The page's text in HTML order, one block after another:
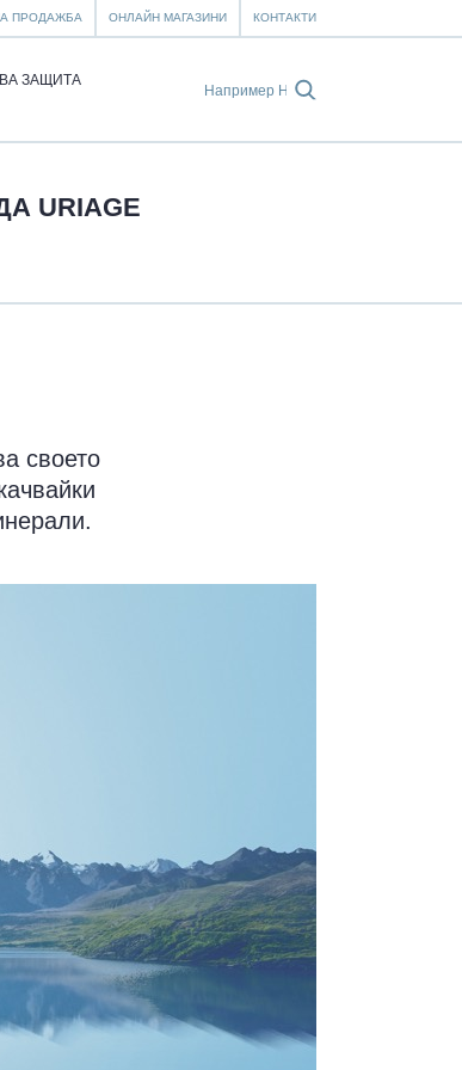
ПРОДАЖБА ОНЛАЙН МАГАЗИНИ КОНТАКТИ
ЗАЩИТА
URIAGE
своето